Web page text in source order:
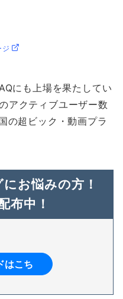
にも上場を果たしてい
アクティブユーザー数
の超ビック・動画プラ
お悩みの方！
布中！
はこち